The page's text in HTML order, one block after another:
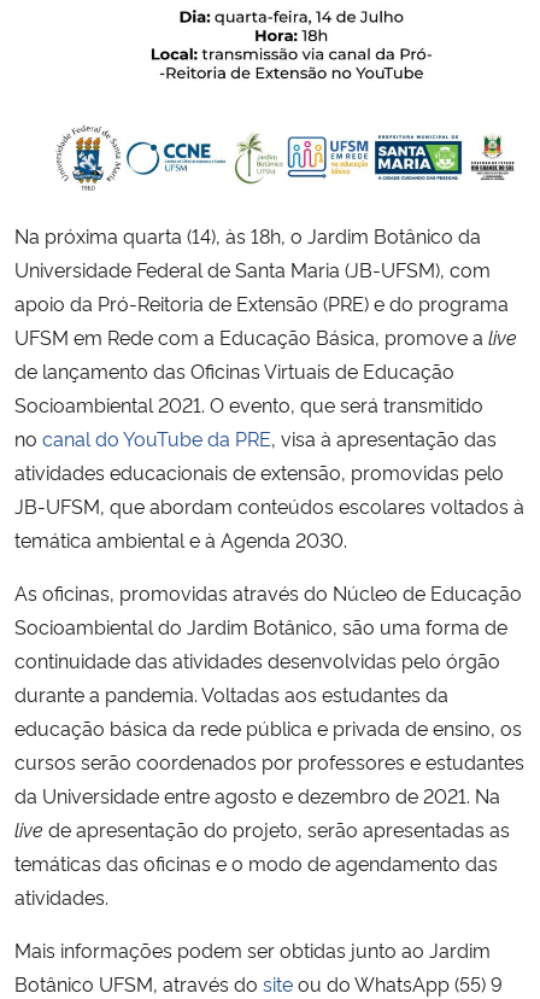
Gabinete de Segurança Institucional
Advocacia-Geral da União
Banco Central do Brasil
Planalto
Na próxima quarta (14), às 18h, o Jardim Botânico da
Universidade Federal de Santa Maria (JB-UFSM), com
apoio da Pró-Reitoria de Extensão (PRE) e do programa
UFSM em Rede com a Educação Básica, promove a live
de lançamento das Oficinas Virtuais de Educação
Socioambiental 2021. O evento, que será transmitido
no canal do YouTube da PRE, visa à apresentação das
atividades educacionais de extensão, promovidas pelo
JB-UFSM, que abordam conteúdos escolares voltados à
temática ambiental e à Agenda 2030.
As oficinas, promovidas através do Núcleo de Educação
Socioambiental do Jardim Botânico, são uma forma de
continuidade das atividades desenvolvidas pelo órgão
durante a pandemia. Voltadas aos estudantes da
educação básica da rede pública e privada de ensino, os
cursos serão coordenados por professores e estudantes
da Universidade entre agosto e dezembro de 2021. Na
live de apresentação do projeto, serão apresentadas as
temáticas das oficinas e o modo de agendamento das
atividades.
Mais informações podem ser obtidas junto ao Jardim
Botânico UFSM, através do siteou do WhatsApp (55) 9